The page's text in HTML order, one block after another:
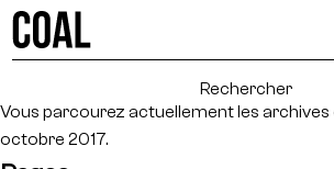
Vous parcourez actuellement les archives
octobre 2017.